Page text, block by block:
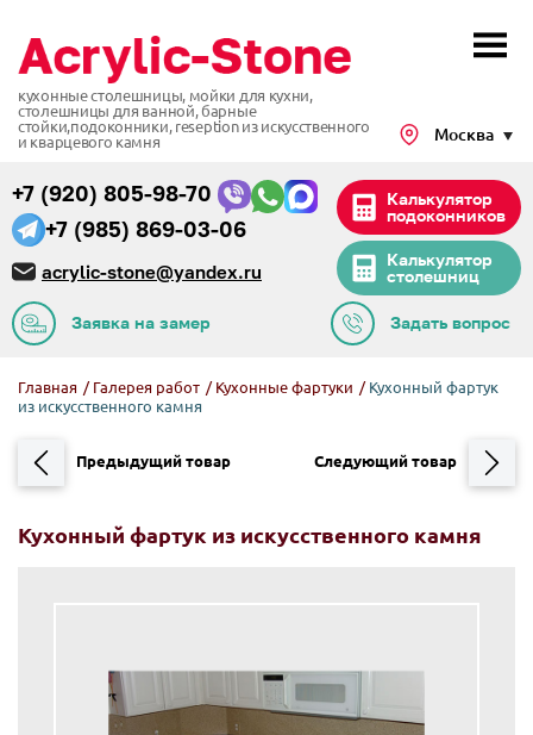
кухонные столешницы, мойки для кухни,
столешницы для ванной, барные
стойки,подоконники, reseption из искусственного
и кварцевого камня
+7 (985) 869-03-06
+7 (920) 805-98-70
acrylic-stone@yandex.ru
Калькулятор
столешниц
Калькулятор
подоконников
Москва
Задать вопрос
Заявка на замер
Главная / Галерея работ / Кухонные фартуки / Кухонный фартук
из искусственного камня
Кухонный фартук из искусственного камня